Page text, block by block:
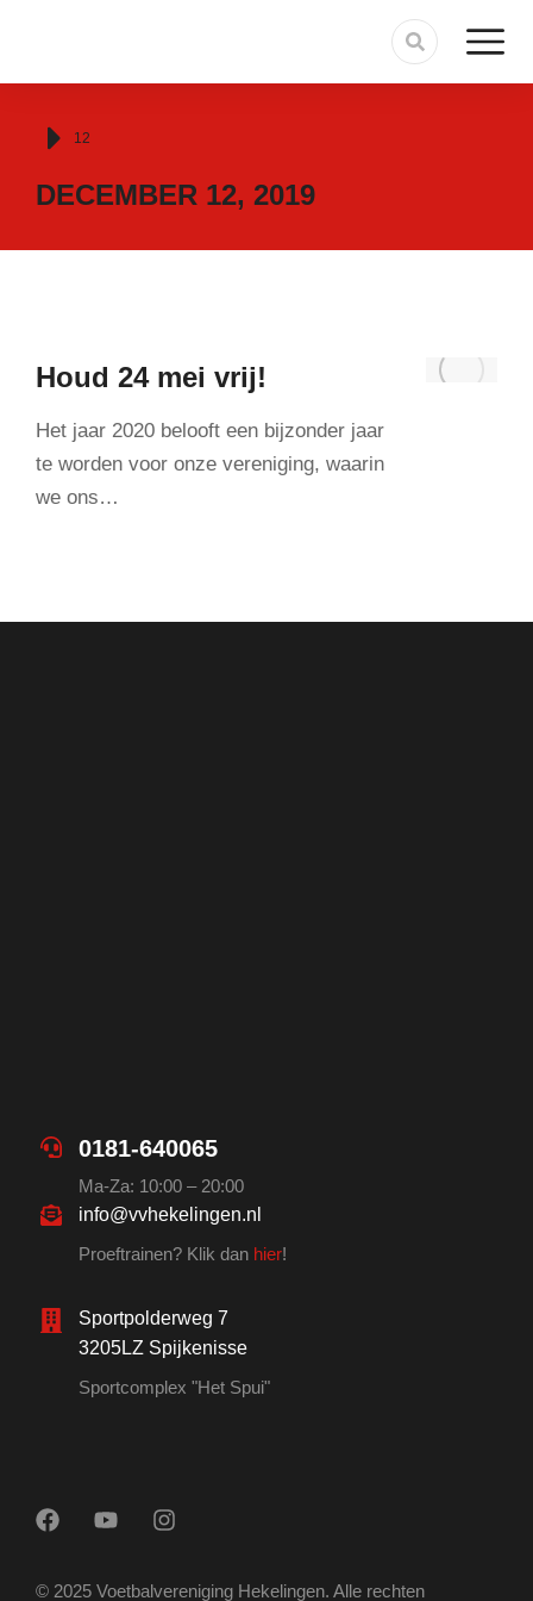
Je bent hier:
12
DECEMBER 12, 2019
Houd 24 mei vrij!
Het jaar 2020 belooft een bijzonder jaar
te worden voor onze vereniging, waarin
we ons…
0181-640065
Ma-Za: 10:00 – 20:00
info@vvhekelingen.nl
Proeftrainen? Klik dan hier!
Sportpolderweg 7
3205LZ Spijkenisse
Sportcomplex "Het Spui"
© 2025 Voetbalvereniging Hekelingen. Alle rechten